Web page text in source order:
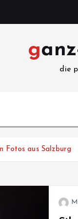
die
Fotos aus Salzburg